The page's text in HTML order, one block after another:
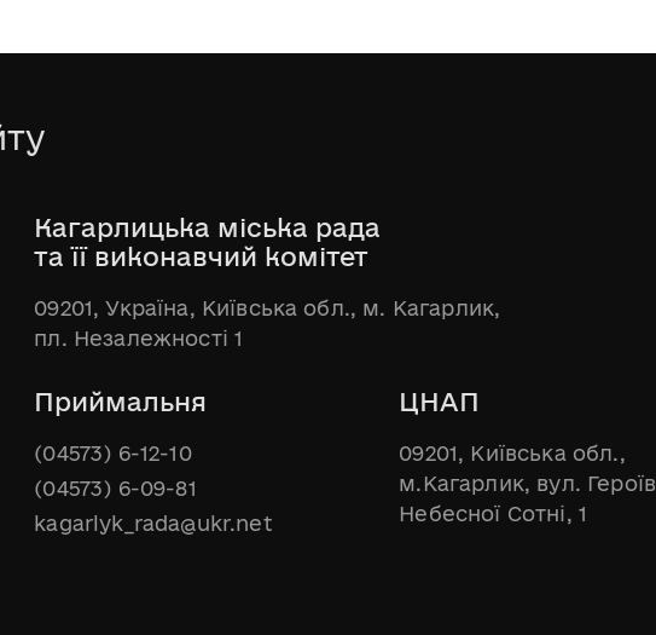
Кагарлицька міська рада
та її виконавчий комітет
09201, Україна, Київська обл., м. Кагарлик,
пл. Незалежності 1
Приймальня
(04573) 6-12-10
(04573) 6-09-81
kagarlyk_rada@ukr.net
ЦНАП
09201, Київська обл.,
м.Кагарлик, вул. Героїв
Небесної Сотні, 1